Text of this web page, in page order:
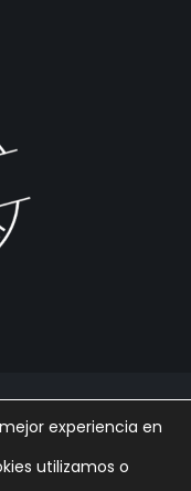
Cookies Privacidad
experiencia en
utilizamos o